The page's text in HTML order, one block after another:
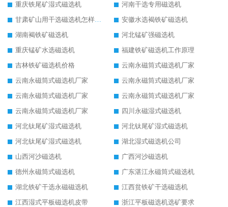
重庆铁尾矿湿式磁选机
河南干选专用磁选机
甘肃矿山用干选磁选机怎样调磁
安徽水选褐铁矿磁选机
湖南褐铁矿磁选机
河北锰矿强磁选机
重庆锰矿水选磁选机
福建铁矿磁选机工作原理
吉林铁矿磁选机价格
云南永磁筒式磁选机厂家
云南永磁筒式磁选机厂家
云南永磁筒式磁选机厂家
云南永磁筒式磁选机厂家
云南永磁筒式磁选机厂家
云南永磁筒式磁选机厂家
四川永磁湿式磁选机
河北钛尾矿湿式磁选机
河北钛尾矿湿式磁选机
河北钛尾矿湿式磁选机
湖北湿式磁选机公司
山西河沙磁选机
广西河沙磁选机
德州永磁筒式磁选机
广东湛江永磁筒式磁选机
湖北铁矿干选永磁磁选机
江西贫铁矿干选磁选机
江西湿式平板磁选机皮带
浙江平板磁选机选矿要求